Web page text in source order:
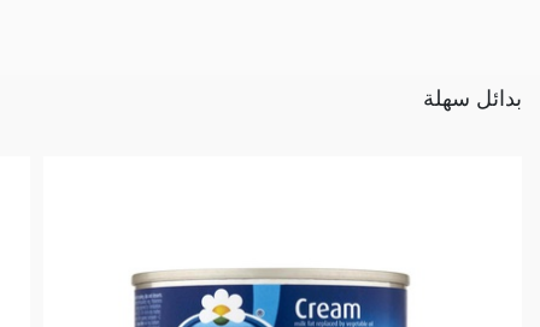
بدائل سهلة